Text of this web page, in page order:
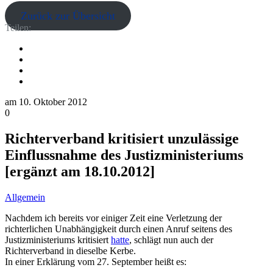
Zurück zur Übersicht
Teilen:
am 10. Oktober 2012
0
Richterverband kritisiert unzulässige
Einflussnahme des Justizministeriums
[ergänzt am 18.10.2012]
Allgemein
Nachdem ich bereits vor einiger Zeit eine Verletzung der
richterlichen Unabhängigkeit durch einen Anruf seitens des
Justizministeriums kritisiert hatte, schlägt nun auch der
Richterverband in dieselbe Kerbe.
In einer Erklärung vom 27. September heißt es: